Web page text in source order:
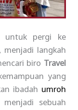
untuk pergi ke
menjadi langkah
biro Travel
yang
ibadah umroh
sebuah